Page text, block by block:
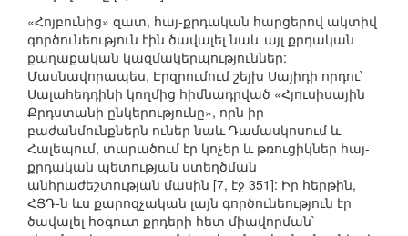
«Հոյբունից» զատ, հայ-քրդական հարցերով ակտիվ
գործունեություն էին ծավալել նաև այլ քրդական
քաղաքական կազմակերպություններ:
Մասնավորապես, Էրզրումում շեյխ Սայիդի որդու՝
Սալահեդդինի կողմից հիմնադրված «Հյուսիսային
Քրդստանի ընկերությունը», որն իր
բաժանմունքներն ուներ նաև Դամասկոսում և
Հալեպում, տարածում էր կոչեր և թռուցիկներ հայ-
քրդական պետության ստեղծման
անհրաժեշտության մասին [7, էջ 351]: Իր հերթին,
ՀՅԴ-ն ևս քարոզչական լայն գործունեություն էր
ծավալել հօգուտ քրդերի հետ միավորման`